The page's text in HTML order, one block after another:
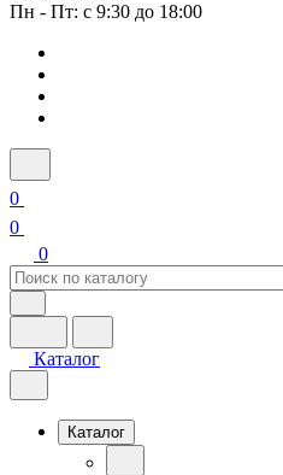
Пн - Пт: с 9:30 до 18:00
0
0
0
Каталог
Каталог